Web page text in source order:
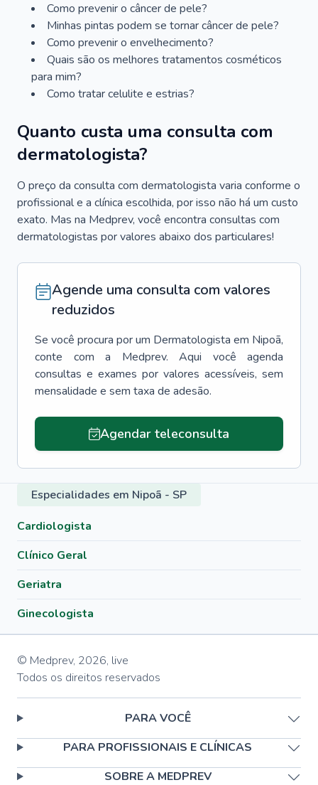
Como prevenir o câncer de pele?
Minhas pintas podem se tornar câncer de pele?
Como prevenir o envelhecimento?
Quais são os melhores tratamentos cosméticos
para mim?
Como tratar celulite e estrias?
Quanto custa uma consulta com
dermatologista?
O preço da consulta com dermatologista varia conforme o
profissional e a clínica escolhida, por isso não há um custo
exato. Mas na Medprev, você encontra consultas com
dermatologistas por valores abaixo dos particulares!
Agende uma consulta com valores
reduzidos
Se você procura por um Dermatologista em Nipoã,
conte com a Medprev. Aqui você agenda
consultas e exames por valores acessíveis, sem
mensalidade e sem taxa de adesão.
Agendar teleconsulta
Especialidades em Nipoã - SP
Cardiologista
Clínico Geral
Geriatra
Ginecologista
© Medprev, 2026, live
Todos os direitos reservados
PARA VOCÊ
PARA PROFISSIONAIS E CLÍNICAS
SOBRE A MEDPREV